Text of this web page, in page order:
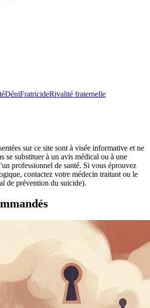
DéniFratricideRivalité fraternelle
sur ce site sont à visée informative et ne
se substituer à un avis médical ou à une
professionnel de santé. Si vous éprouvez
contactez votre médecin traitant ou le
de prévention du suicide).